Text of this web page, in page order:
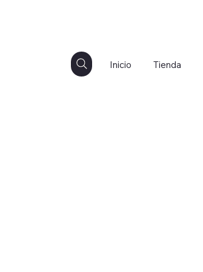
Inicio Tienda